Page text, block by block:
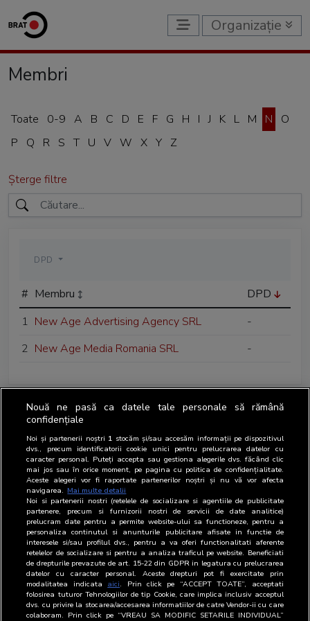
Organizație
Membri
Toate 0-9 A B C D E F G H I J K L M N
O
P
Q R S T U V W X Y Z
Șterge filtre
DPD
# Membru
DPD
1 New Age Advertising Agency SRL
-
2 New Age Media Romania SRL -
Nouă ne pasă ca datele tale personale să rămână
confidențiale
Noi și partenerii noștri 1 stocăm și/sau accesăm informații pe dispozitivul
dvs., precum identificatorii cookie unici pentru prelucrarea datelor cu
caracter personal. Puteți accepta sau gestiona alegerile dvs. făcând clic
mai jos sau în orice moment, pe pagina cu politica de confidențialitate.
Aceste alegeri vor fi raportate partenerilor noștri și nu vă vor afecta
navigarea. Mai multe detalii
Noi si partenerii nostri (retelele de socializare si agentiile de publicitate
partenere, precum si furnizorii nostri de servicii de date analitice)
prelucram date pentru a permite website-ului sa functioneze, pentru a
personaliza continutul si anunturile publicitare afisate in functie de
interesele si/sau profilul dvs., pentru a va oferi functionalitati aferente
retelelor de socializare si pentru a analiza traficul pe website. Beneficiati
de drepturile prevazute de art. 15-22 din GDPR in legatura cu prelucrarea
datelor cu caracter personal. Aceste drepturi pot fi exercitate prin
modalitatea indicata aici. Prin click pe “ACCEPT TOATE”, acceptati
folosirea tuturor Tehnologiilor de tip Cookie, care implica inclusiv acceptul
dvs. cu privire la stocarea/accesarea informatiilor de catre Vendor-ii cu care
colaboram. Prin click pe “VREAU SA MODIFIC SETARILE INDIVIDUAL”